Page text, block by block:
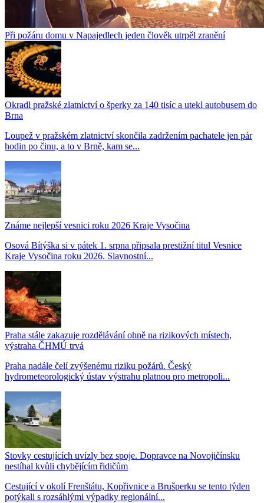
Při požáru domu v Napajedlech jeden člověk utrpěl zranění
Okradl pražské zlatnictví o šperky za 140 tisíc a utekl autobusem do
Brna
Loupež v pražském zlatnictví skončila zadržením pachatele jen pár
hodin po činu, a to v Brně, kam se...
Známe nejlepší vesnici roku 2026 Kraje Vysočina
Osová Bítýška si v pátek 1. srpna připsala prestižní titul Vesnice
Kraje Vysočina roku 2026. Slavnostní...
Praha stále zakazuje rozdělávání ohně na rizikových místech,
výstraha ČHMÚ trvá
Praha nadále čelí zvýšenému riziku požárů. Český
hydrometeorologický ústav výstrahu platnou pro metropoli...
Stovky cestujících uvízly bez spoje. Dopravce na Novojičínsku
nestíhal kvůli chybějícím řidičům
Cestující v okolí Frenštátu, Kopřivnice a Brušperku se tento týden
potýkali s rozsáhlými výpadky regionální...